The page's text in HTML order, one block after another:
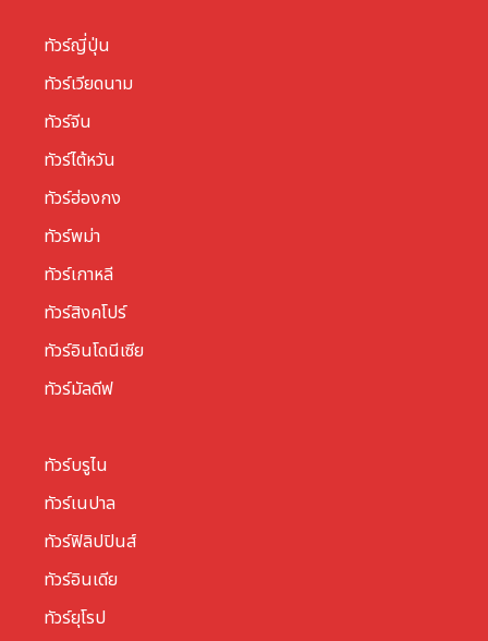
ทัวร์ญี่ปุ่น
ทัวร์เวียดนาม
ทัวร์จีน
ทัวร์ไต้หวัน
ทัวร์ฮ่องกง
ทัวร์พม่า
ทัวร์เกาหลี
ทัวร์สิงคโปร์
ทัวร์อินโดนีเซีย
ทัวร์มัลดีฟ
ทัวร์บรูไน
ทัวร์เนปาล
ทัวร์ฟิลิปปินส์
ทัวร์อินเดีย
ทัวร์ยุโรป